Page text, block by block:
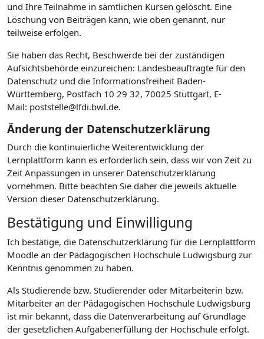
und Ihre Teilnahme in sämtlichen Kursen gelöscht. Eine
Löschung von Beiträgen kann, wie oben genannt, nur
teilweise erfolgen.
Sie haben das Recht, Beschwerde bei der zuständigen
Aufsichtsbehörde einzureichen: Landesbeauftragte für den
Datenschutz und die Informationsfreiheit Baden-
Württemberg, Postfach 10 29 32, 70025 Stuttgart, E-
Mail: poststelle@lfdi.bwl.de.
Änderung der Datenschutzerklärung
Durch die kontinuierliche Weiterentwicklung der
Lernplattform kann es erforderlich sein, dass wir von Zeit zu
Zeit Anpassungen in unserer Datenschutzerklärung
vornehmen. Bitte beachten Sie daher die jeweils aktuelle
Version dieser Datenschutzerklärung.
Bestätigung und Einwilligung
Ich bestätige, die Datenschutzerklärung für die Lernplattform
Moodle an der Pädagogischen Hochschule Ludwigsburg zur
Kenntnis genommen zu haben.
Als Studierende bzw. Studierender oder Mitarbeiterin bzw.
Mitarbeiter an der Pädagogischen Hochschule Ludwigsburg
ist mir bekannt, dass die Datenverarbeitung auf Grundlage
der gesetzlichen Aufgabenerfüllung der Hochschule erfolgt.